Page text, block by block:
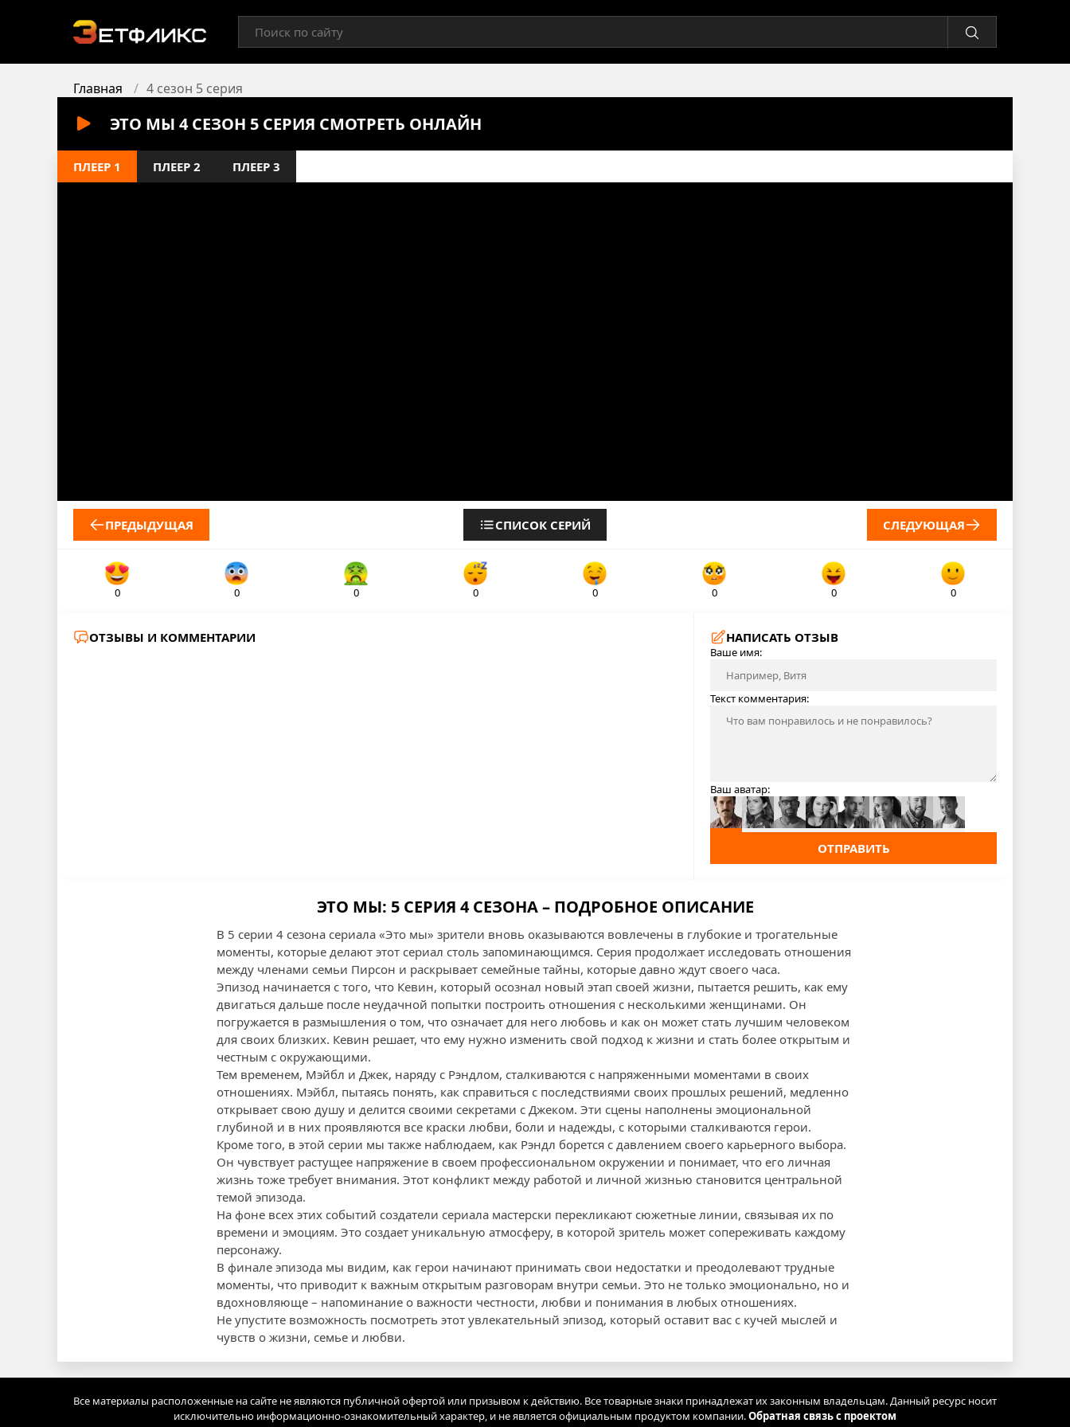
Главная 4 сезон 5 серия
ЭТО МЫ 4 СЕЗОН 5 СЕРИЯ СМОТРЕТЬ ОНЛАЙН
ПЛЕЕР 1 ПЛЕЕР 2 ПЛЕЕР 3
ПРЕДЫДУЩАЯ СПИСОК СЕРИЙ СЛЕДУЮЩАЯ
0 0 0 0 0 0 0 0
ОТЗЫВЫ И КОММЕНТАРИИ НАПИСАТЬ ОТЗЫВ
Ваше имя:
Текст комментария:
Ваш аватар:
ОТПРАВИТЬ
ЭТО МЫ: 5 СЕРИЯ 4 СЕЗОНА – ПОДРОБНОЕ ОПИСАНИЕ
В 5 серии 4 сезона сериала «Это мы» зрители вновь оказываются вовлечены в глубокие и трогательные
моменты, которые делают этот сериал столь запоминающимся. Серия продолжает исследовать отношения
между членами семьи Пирсон и раскрывает семейные тайны, которые давно ждут своего часа.
Эпизод начинается с того, что Кевин, который осознал новый этап своей жизни, пытается решить, как ему
двигаться дальше после неудачной попытки построить отношения с несколькими женщинами. Он
погружается в размышления о том, что означает для него любовь и как он может стать лучшим человеком
для своих близких. Кевин решает, что ему нужно изменить свой подход к жизни и стать более открытым и
честным с окружающими.
Тем временем, Мэйбл и Джек, наряду с Рэндлом, сталкиваются с напряженными моментами в своих
отношениях. Мэйбл, пытаясь понять, как справиться с последствиями своих прошлых решений, медленно
открывает свою душу и делится своими секретами с Джеком. Эти сцены наполнены эмоциональной
глубиной и в них проявляются все краски любви, боли и надежды, с которыми сталкиваются герои.
Кроме того, в этой серии мы также наблюдаем, как Рэндл борется с давлением своего карьерного выбора.
Он чувствует растущее напряжение в своем профессиональном окружении и понимает, что его личная
жизнь тоже требует внимания. Этот конфликт между работой и личной жизнью становится центральной
темой эпизода.
На фоне всех этих событий создатели сериала мастерски перекликают сюжетные линии, связывая их по
времени и эмоциям. Это создает уникальную атмосферу, в которой зритель может сопереживать каждому
персонажу.
В финале эпизода мы видим, как герои начинают принимать свои недостатки и преодолевают трудные
моменты, что приводит к важным открытым разговорам внутри семьи. Это не только эмоционально, но и
вдохновляюще – напоминание о важности честности, любви и понимания в любых отношениях.
Не упустите возможность посмотреть этот увлекательный эпизод, который оставит вас с кучей мыслей и
чувств о жизни, семье и любви.
Все материалы расположенные на сайте не являются публичной офертой или призывом к действию. Все товарные знаки принадлежат их законным владельцам. Данный ресурс носит
исключительно информационно-ознакомительный характер, и не является официальным продуктом компании.Обратная связь с проектом